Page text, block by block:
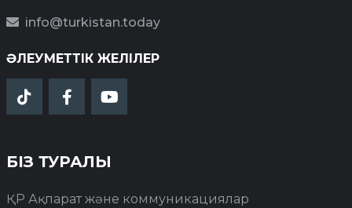
info@turkistan.today
ӘЛЕУМЕТТІК ЖЕЛІЛЕР
БІЗ ТУРАЛЫ
ҚР Ақпарат және коммуникациялар